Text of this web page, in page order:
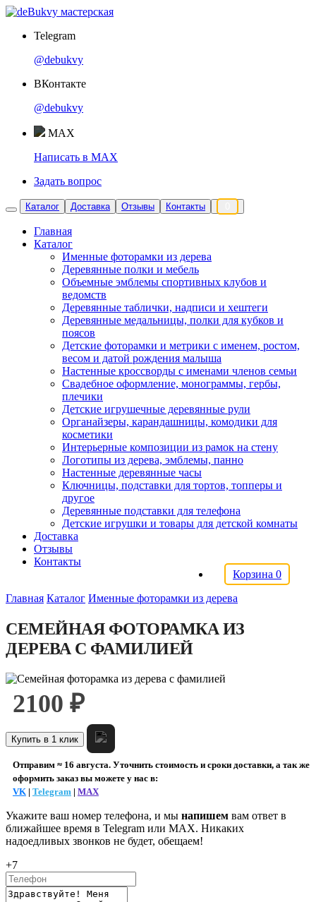
Telegram
@debukvy
ВКонтакте
@debukvy
MAX
Написать в MAX
Задать вопрос
Каталог Доставка Отзывы Контакты
Главная
Каталог
Именные фоторамки из дерева
Деревянные полки и мебель
Объемные эмблемы спортивных клубов и
ведомств
Деревянные таблички, надписи и хештеги
Деревянные медальницы, полки для кубков и
поясов
Детские фоторамки и метрики с именем, ростом,
весом и датой рождения малыша
Настенные кроссворды с именами членов семьи
Свадебное оформление, монограммы, гербы,
плечики
Детские игрушечные деревянные рули
Органайзеры, карандашницы, комодики для
косметики
Интерьерные композиции из рамок на стену
Логотипы из дерева, эмблемы, панно
Настенные деревянные часы
Ключницы, подставки для тортов, топперы и
другое
Деревянные подставки для телефона
Детские игрушки и товары для детской комнаты
Доставка
Отзывы
Контакты
Корзина 0
Главная Каталог Именные фоторамки из дерева
СЕМЕЙНАЯ ФОТОРАМКА ИЗ
ДЕРЕВА С ФАМИЛИЕЙ
2100 ₽
Купить в 1 клик
Отправим ≈ 16 августа. Уточнить стоимость и сроки доставки, а так же
оформить заказ вы можете у нас в:
VK | Telegram | MAX
Укажите ваш номер телефона, и мы напишем вам ответ в
ближайшее время в Telegram или MAX. Никаких
надоедливых звонков не будет, обещаем!
+7